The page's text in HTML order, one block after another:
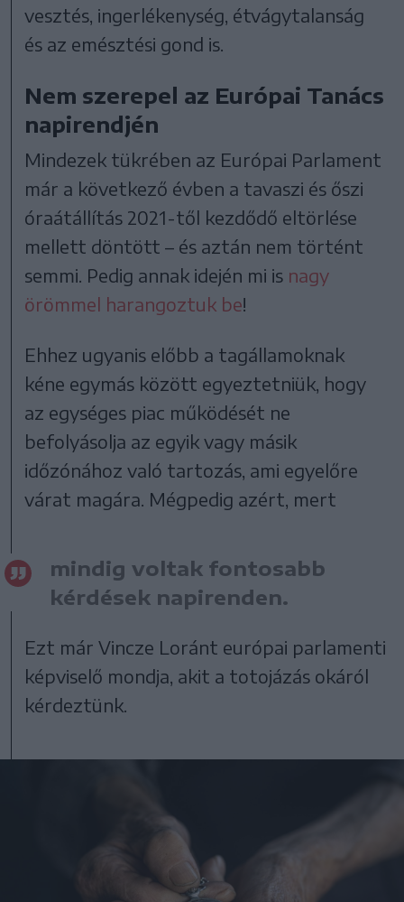
vesztés, ingerlékenység, étvágytalanság
és az emésztési gond is.
Nem szerepel az Európai Tanács
napirendjén
Mindezek tükrében az Európai Parlament
már a következő évben a tavaszi és őszi
óraátállítás 2021-től kezdődő eltörlése
mellett döntött – és aztán nem történt
semmi. Pedig annak idején mi is nagy
örömmel harangoztuk be!
Ehhez ugyanis előbb a tagállamoknak
kéne egymás között egyeztetniük, hogy
az egységes piac működését ne
befolyásolja az egyik vagy másik
időzónához való tartozás, ami egyelőre
várat magára. Mégpedig azért, mert
mindig voltak fontosabb
kérdések napirenden.
Ezt már Vincze Loránt európai parlamenti
képviselő mondja, akit a totojázás okáról
kérdeztünk.